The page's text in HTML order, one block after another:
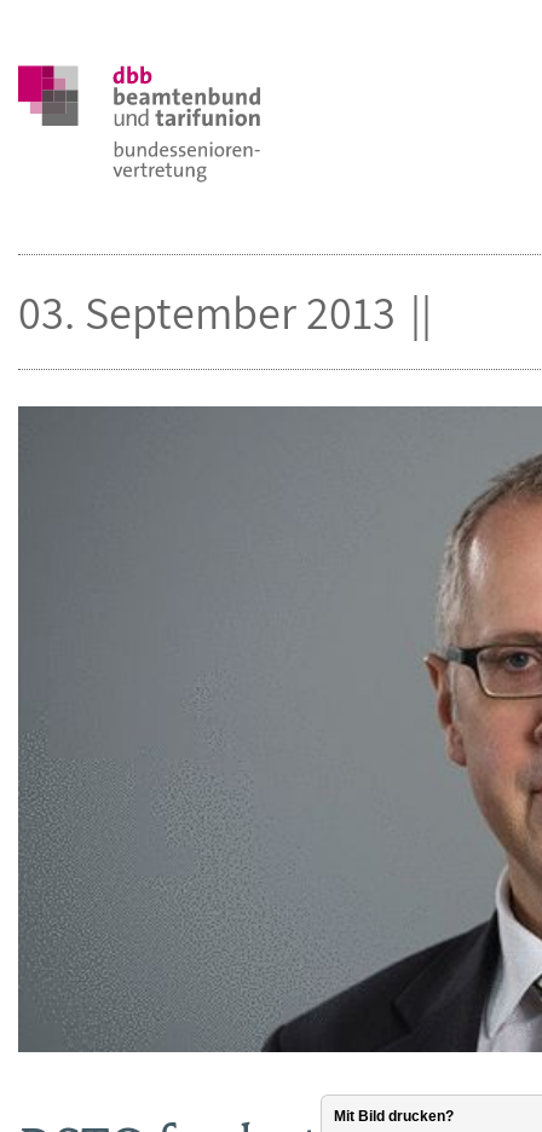
03. September 2013
Mit Bild drucken?